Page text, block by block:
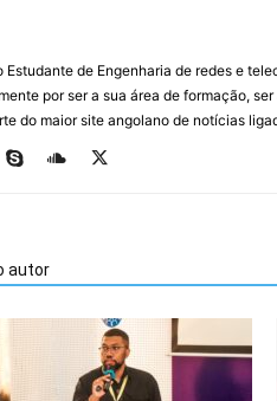
Estudante de Engenharia de redes e
por ser a sua área de formação,
do maior site angolano de notícias
autor